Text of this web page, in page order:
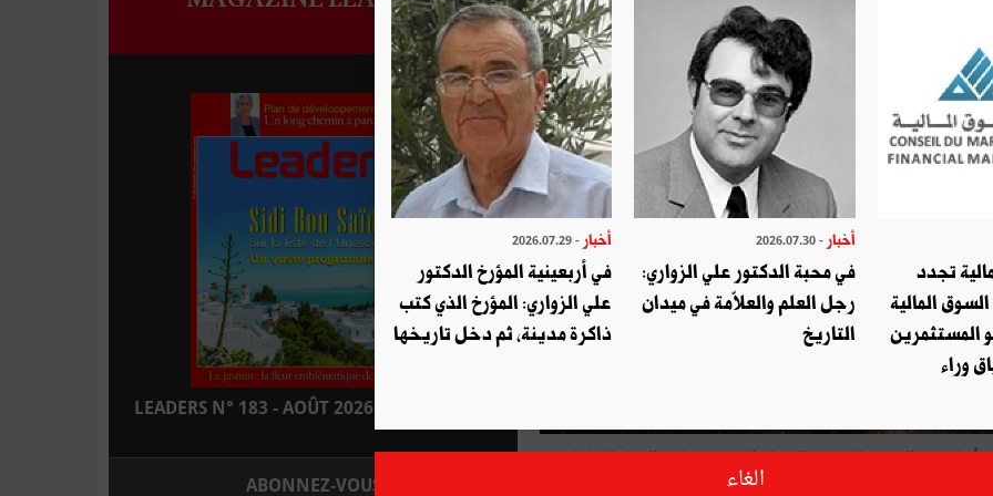
كانت القاعدة الحربية التي انطلق منها سلاح الدمار الشامل
LEADERS N° 183 - AOÛT 2026 : EN KIOSQUE
ABONNEZ-VOUS
تجدد
المالية
المستثمرين
وراء
أخبار - 2026.07.30
في محبة الدكتور علي الزواري:
رجل العلم والعلاّمة في ميدان
التاريخ
أخبار - 2026.07.29
في أربعينية المؤرخ الدكتور
علي الزواري: المؤرخ الذي كتب
ذاكرة مدينة، ثم دخل تاريخها
الغاء